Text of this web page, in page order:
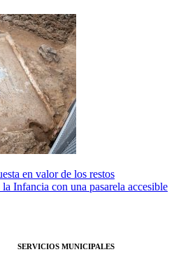
en valor de los restos
Infancia con una pasarela accesible
SERVICIOS MUNICIPALES